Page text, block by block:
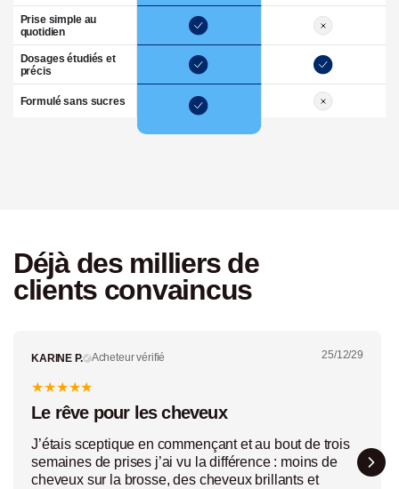
Prise simple au
quotidien
Dosages étudiés et
précis
Formulé sans sucres
Déjà des milliers de
clients convaincus
KARINE P.✓Acheteur vérifié 25/12/29
★★★★★
Le rêve pour les cheveux
J’étais sceptique en commençant et au bout de trois
semaines de prises j’ai vu la différence : moins de
cheveux sur la brosse, des cheveux brillants et